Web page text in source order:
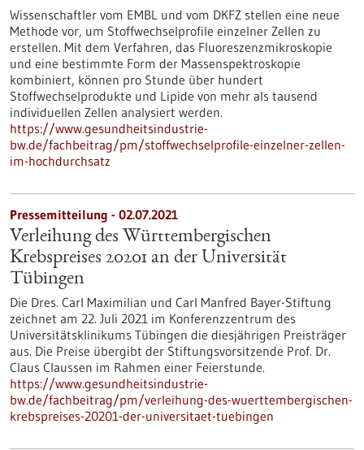
Wissenschaftler vom EMBL und vom DKFZ stellen eine neue
Methode vor, um Stoffwechselprofile einzelner Zellen zu
erstellen. Mit dem Verfahren, das Fluoreszenzmikroskopie
und eine bestimmte Form der Massenspektroskopie
kombiniert, können pro Stunde über hundert
Stoffwechselprodukte und Lipide von mehr als tausend
individuellen Zellen analysiert werden.
https://www.gesundheitsindustrie-
bw.de/fachbeitrag/pm/stoffwechselprofile-einzelner-zellen-
im-hochdurchsatz
Pressemitteilung - 02.07.2021
Verleihung des Württembergischen
Krebspreises 20201 an der Universität
Tübingen
Die Dres. Carl Maximilian und Carl Manfred Bayer-Stiftung
zeichnet am 22. Juli 2021 im Konferenzzentrum des
Universitätsklinikums Tübingen die diesjährigen Preisträger
aus. Die Preise übergibt der Stiftungsvorsitzende Prof. Dr.
Claus Claussen im Rahmen einer Feierstunde.
https://www.gesundheitsindustrie-
bw.de/fachbeitrag/pm/verleihung-des-wuerttembergischen-
krebspreises-20201-der-universitaet-tuebingen